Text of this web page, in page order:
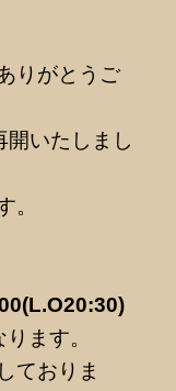
りがとうご
開いたしまし
。
ます。
ておりま